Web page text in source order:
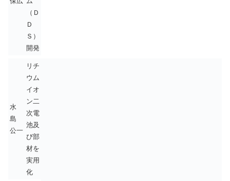
（Ｄ
Ｄ
Ｓ）
開発
水
島
公一
リチ
ウム
イオ
ン二
次電
池及
び部
材を
実用
化